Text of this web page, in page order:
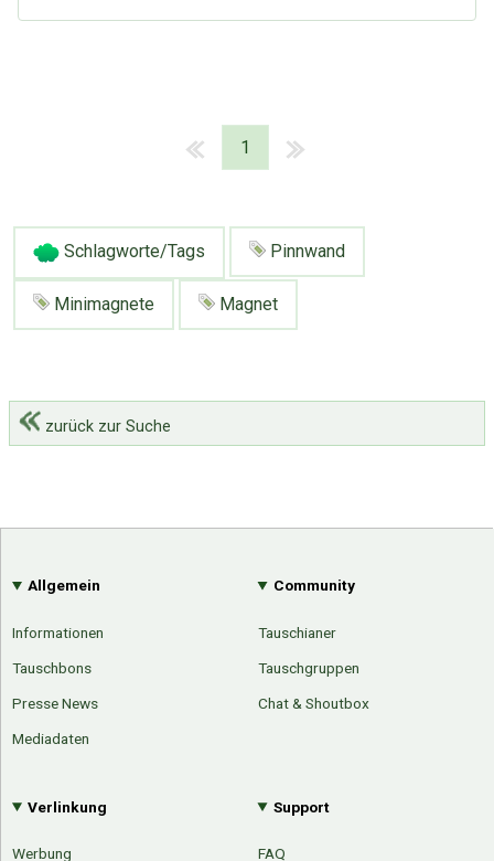
1
Schlagworte/Tags Pinnwand
Minimagnete Magnet
zurück zur Suche
Allgemein
Informationen
Tauschbons
Presse News
Mediadaten
Community
Tauschianer
Tauschgruppen
Chat & Shoutbox
Verlinkung
Werbung
Support
FAQ